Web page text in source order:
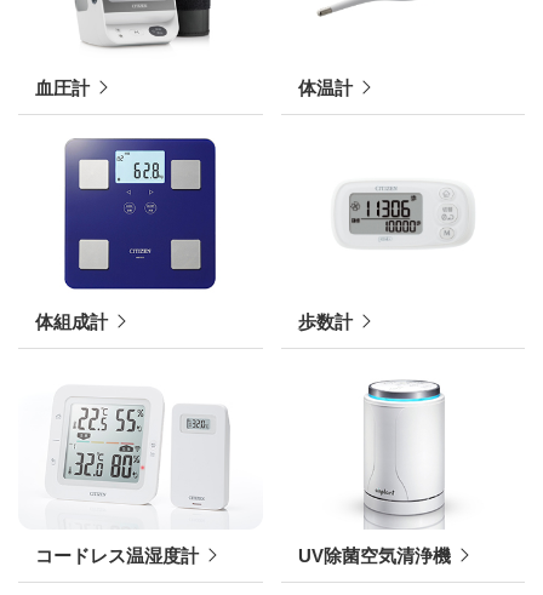
血圧計 体温計
体組成計 歩数計
コードレス温湿度計 UV除菌空気清浄機